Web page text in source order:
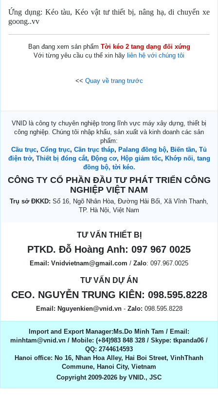
Ứng dụng: Kéo tàu, Kéo vật tư thiết bị, nâng hạ, di chuyển xe
goong..vv
Bạn đang xem sản phẩm Tời kéo 2 tang dạng đối xứng
Với từng yêu cầu cụ thể xin hãy liên hệ với chúng tôi
<< Quay về trang trước
VNID là công ty chuyên nghiệp trong lĩnh vực máy xây dựng, thiết bị
công nghiệp. Chúng tôi nhập khẩu, sản xuất và kinh doanh các sản
phẩm:
Cầu trục, Cổng trục, Cần trục tháp, Palang đồng bộ, Biến tần, Tủ
điện trở, Thiết bị đóng cắt, Động cơ, Hộp giảm tốc, Khớp nối, tang
đồng bộ, tời kéo.
CÔNG TY CỔ PHẦN ĐẦU TƯ PHÁT TRIỂN CÔNG
NGHIỆP VIỆT NAM
Trụ sở ĐKKD: Số 16, Ngõ Nhân Hòa, Đường Hải Bối, Xã Vĩnh Thanh,
TP. Hà Nội, Việt Nam
TƯ VẤN THIẾT BỊ
PTKD. Đỗ Hoàng Anh: 097 967 0025
Email: Vnidvietnam@gmail.com / Zalo: 097.967.0025
TƯ VẤN DỰ ÁN
CEO. NGUYỄN TRUNG KIÊN: 098.595.8228
Email: Nguyenkien@vnid.vn- Zalo: 098.595.8228
Import and Export Manager:Ms.Do Minh Tam / Email:
minhtam@vnid.vn / Mobile​:​ (+84)983 848 328 / Skype: tkpanda06 /
QQ: 2744614593
Hanoi office: No 16, Nhan Hoa Alley, Hai Boi Street, VinhThanh
Commune, Hanoi City, Vietnam
Copyright 2009-2026 by VNID., JSC